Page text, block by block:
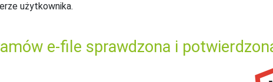
użytkownika.
e-file sprawdzona i